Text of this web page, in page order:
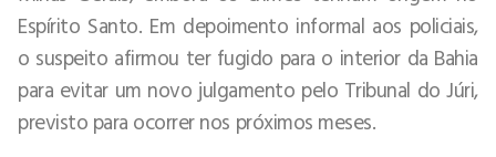
Espírito Santo. Em depoimento informal aos policiais,
o suspeito afirmou ter fugido para o interior da Bahia
para evitar um novo julgamento pelo Tribunal do Júri,
previsto para ocorrer nos próximos meses.